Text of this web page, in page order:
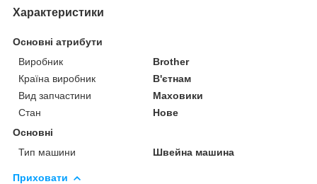
Характеристики
Основні атрибути
Виробник
Brother
Країна виробник
В'єтнам
Вид запчастини
Маховики
Стан
Нове
Основні
Тип машини
Швейна машина
Приховати